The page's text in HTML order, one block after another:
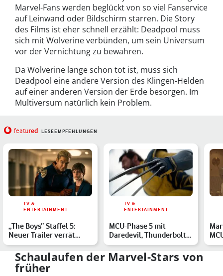
Marvel-Fans werden beglückt von so viel Fanservice
auf Leinwand oder Bildschirm starren. Die Story
des Films ist eher schnell erzählt: Deadpool muss
sich mit Wolverine verbünden, um sein Universum
vor der Vernichtung zu bewahren.
Da Wolverine lange schon tot ist, muss sich
Deadpool eine andere Version des Klingen-Helden
auf einer anderen Version der Erde besorgen. Im
Multiversum natürlich kein Problem.
featured LESEEMPFEHLUNGEN
TV &
ENTERTAINMENT
„The Boys“ Staffel 5:
Neuer Trailer verrät
wichtige Storydetails …
TV &
ENTERTAINMENT
MCU-Phase 5 mit
Daredevil, Thunderbolts
und Ironheart – die
Übers…
Schaulaufen der Marvel-Stars von
früher